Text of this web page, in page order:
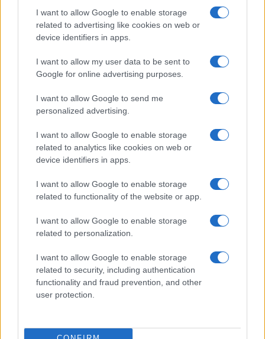
I want to allow Google to enable storage
related to advertising like cookies on web or
device identifiers in apps.
I want to allow my user data to be sent to
Google for online advertising purposes.
I want to allow Google to send me
personalized advertising.
I want to allow Google to enable storage
related to analytics like cookies on web or
device identifiers in apps.
I want to allow Google to enable storage
related to functionality of the website or app.
I want to allow Google to enable storage
related to personalization.
I want to allow Google to enable storage
related to security, including authentication
functionality and fraud prevention, and other
user protection.
Puoi effettuare l'accesso andando nella
sezioneLogindal menù del sito o
cliccandoqui
Hotel Porto Rotondo
Vacanze Porto Rotondo
Inviaci le tue segnalazioni,
i tuoi video e le tue foto
Su WhatsApp al numero +39
Notizie in tempo reale?
GalluraOggi.it
Ricevi le nostre ultime news